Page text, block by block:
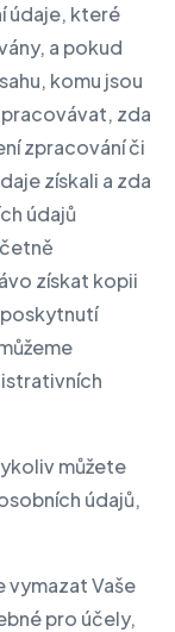
údaje, které
a pokud
komu jsou
zda
zpracování či
získali a zda
údajů
získat kopii
poskytnutí
můžete
údajů,
vymazat Vaše
pro účely,